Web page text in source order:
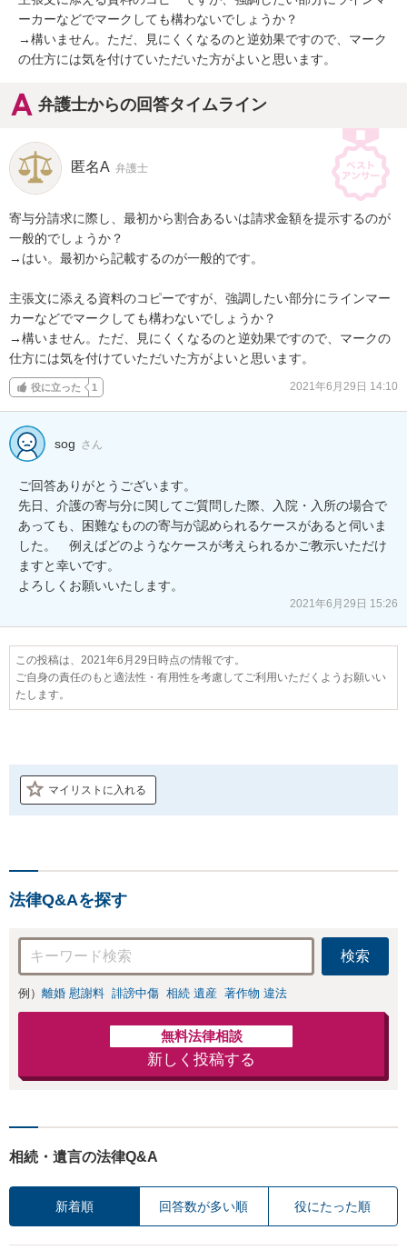
ーカーなどでマークしても構わないでしょうか？
→構いません。ただ、見にくくなるのと逆効果ですので、マーク
の仕方には気を付けていただいた方がよいと思います。
弁護士からの回答タイムライン
匿名A 弁護士
寄与分請求に際し、最初から割合あるいは請求金額を提示するのが
一般的でしょうか？
→はい。最初から記載するのが一般的です。
主張文に添える資料のコピーですが、強調したい部分にラインマー
カーなどでマークしても構わないでしょうか？
→構いません。ただ、見にくくなるのと逆効果ですので、マークの
仕方には気を付けていただいた方がよいと思います。
役に立った 1 2021年6月29日 14:10
sog さん
ご回答ありがとうございます。
先日、介護の寄与分に関してご質問した際、入院・入所の場合で
あっても、困難なものの寄与が認められるケースがあると伺いま
した。　例えばどのようなケースが考えられるかご教示いただけ
ますと幸いです。
よろしくお願いいたします。
2021年6月29日 15:26
この投稿は、2021年6月29日時点の情報です。
ご自身の責任のもと適法性・有用性を考慮してご利用いただくようお願いい
たします。
マイリストに入れる
法律Q&Aを探す
検索
例） 離婚 慰謝料 誹謗中傷 相続 遺産 著作物 違法
無料法律相談
新しく投稿する
相続・遺言の法律Q&A
新着順 回答数が多い順 役にたった順